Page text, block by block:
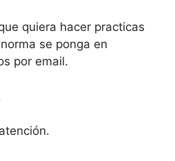
quiera hacer practicas
se ponga en
por email.